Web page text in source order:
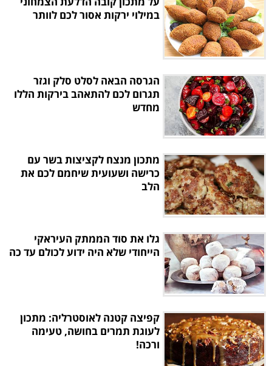
במילוי ירקות אסור לכם לוותר
הגרסה הבאה לסלט סלק וגזר
תגרום לכם להתאהב בירקות הללו
מחדש
מתכון מנצח לקציצות בשר עם
כרישה ושעועית שיחמם לכם את
הלב
גלו את סוד הממתק העיראקי
הייחודי שלא היה ידוע לכולם עד כה
קפיצה קטנה לאוסטרליה: מתכון
לעוגת תמרים בחושה, טעימה
ורכה!